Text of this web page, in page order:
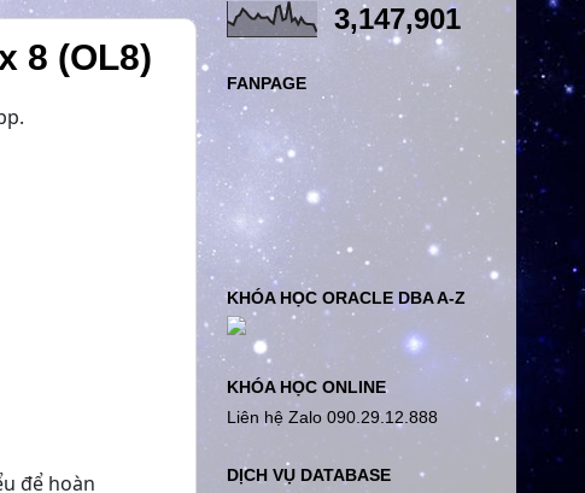
8 (OL8)
để hoàn
3,147,901
FANPAGE
KHÓA HỌC ORACLE DBA A-Z
KHÓA HỌC ONLINE
Liên hệ Zalo 090.29.12.888
DỊCH VỤ DATABASE